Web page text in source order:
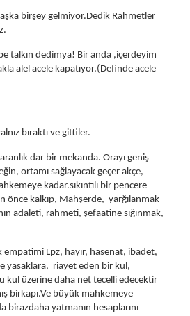
birşey gelmiyor.Dedik Rahmetler
talkın dedimya! Bir anda ,içerdeyim
alel acele kapatıyor.(Definde acele
bıraktı ve gittiler.
dar bir mekanda. Orayı geniş
ortamı sağlayacak geçer akçe,
kadar.sıkıntılı bir pencere
önce kalkıp, Mahşerde, yarğılanmak
adaleti, rahmeti, şefaatine sığınmak,
Lpz, hayır, hasenat, ibadet,
yasaklara, riayet eden bir kul,
kul üzerine daha net tecelli edecektir
birkapı.Ve büyük mahkemeye
birazdaha yatmanın hesaplarını